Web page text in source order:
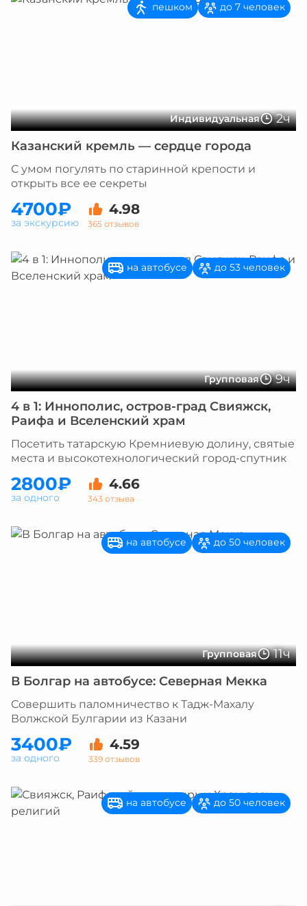
Индивидуальная 2ч
пешком до 7 человек
Казанский кремль — сердце города
С умом погулять по старинной крепости и
открыть все ее секреты
4700₽ 4.98
365 отзывов
за экскурсию
Групповая 9ч
на автобусе до 53 человек
4 в 1: Иннополис, остров-град Свияжск,
Раифа и Вселенский храм
Посетить татарскую Кремниевую долину, святые
места и высокотехнологический город-спутник
2800₽ 4.66
343 отзыва
за одного
Групповая 11ч
на автобусе до 50 человек
В Болгар на автобусе: Северная Мекка
Совершить паломничество к Тадж-Махалу
Волжской Булгарии из Казани
3400₽ 4.59
339 отзывов
за одного
на автобусе до 50 человек